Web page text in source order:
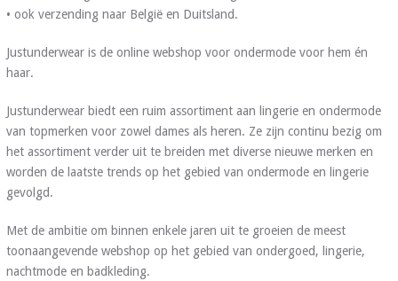
• ook verzending naar België en Duitsland.
Justunderwear is de online webshop voor ondermode voor hem én
haar.
Justunderwear biedt een ruim assortiment aan lingerie en ondermode
van topmerken voor zowel dames als heren. Ze zijn continu bezig om
het assortiment verder uit te breiden met diverse nieuwe merken en
worden de laatste trends op het gebied van ondermode en lingerie
gevolgd.
Met de ambitie om binnen enkele jaren uit te groeien de meest
toonaangevende webshop op het gebied van ondergoed, lingerie,
nachtmode en badkleding.